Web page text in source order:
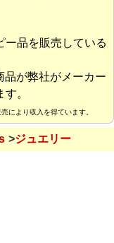
ー品を販売している
品が弊社がメーカー
。
により収入を得ています。
ジュエリー